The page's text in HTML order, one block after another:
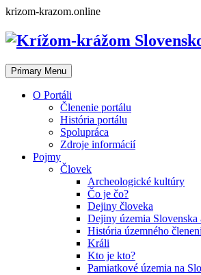
Skip
content
krizom-krazom.online
Primary Menu
O Portáli
Členenie portálu
História portálu
Spolupráca
Zdroje informácií
Pojmy
Človek
Archeologické kultúry
Čo je čo?
Dejiny človeka
Dejiny územia Slovenska
História územného
Králi
Kto je kto?
Pamiatkové územia na